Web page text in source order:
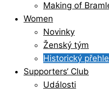
Making of
Women
Novinky
Ženský tým
Historický
Supporters‘ Club
Události